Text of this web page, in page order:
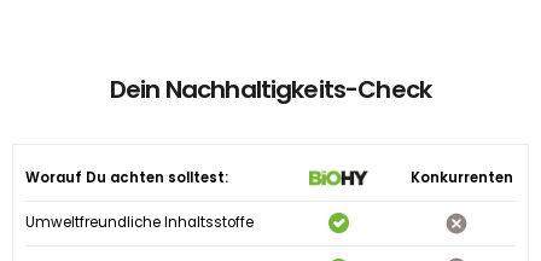
Dein Nachhaltigkeits-Check
Worauf Du achten solltest: Konkurrenten
Umweltfreundliche Inhaltsstoffe